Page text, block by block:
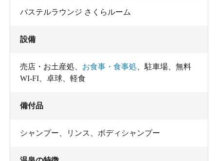
パステルラウンジ さくらルーム
設備
売店・お土産処 お食事・食事処 駐車場
無料
WI-FI
卓球 軽食
備付品
シャンプー リンス ボディシャンプー